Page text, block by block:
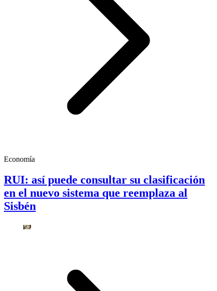
Economía
RUI: así puede consultar su clasificación
en el nuevo sistema que reemplaza al
Sisbén